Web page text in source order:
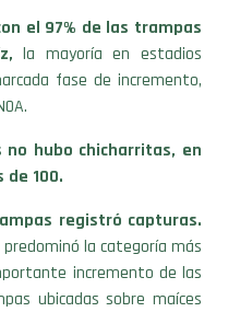
el 97% de las trampas
la mayoría en estadios
fase de incremento,
hubo chicharritas, en
100.
registró capturas.
la categoría más
incremento de las
ubicadas sobre maíces